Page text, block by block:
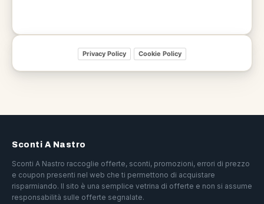
Privacy Policy Cookie Policy
Sconti A Nastro
Sconti A Nastro raccoglie offerte, sconti, promozioni, errori di prezzo
e coupon presenti nel web che ti permettono di acquistare
risparmiando. Il sito è una semplice vetrina di offerte e non si assume
responsabilità sulle offerte segnalate.